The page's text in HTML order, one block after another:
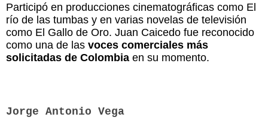
Participó en producciones cinematográficas como El
río de las tumbas y en varias novelas de televisión
como El Gallo de Oro. Juan Caicedo fue reconocido
como una de las voces comerciales más
solicitadas de Colombia en su momento.
Jorge Antonio Vega